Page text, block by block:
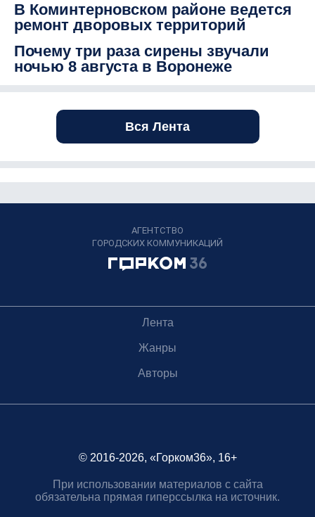
В Коминтерновском районе ведется
ремонт дворовых территорий
Почему три раза сирены звучали
ночью 8 августа в Воронеже
Вся Лента
АГЕНТСТВО
ГОРОДСКИХ КОММУНИКАЦИЙ
Лента
Жанры
Авторы
© 2016-2026, «Горком36», 16+
При использовании материалов с сайта
обязательна прямая гиперссылка на источник.